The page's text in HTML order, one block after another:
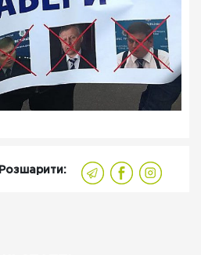
Розшарити: